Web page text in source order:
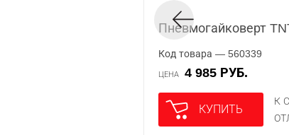
Пневмогайковерт
Код товара — 560339
ЦЕНА 4 985 РУБ.
КУПИТЬ
К